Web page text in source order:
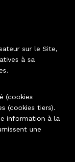
sur le Site,
à sa
(cookies
(cookies tiers).
information à la
une